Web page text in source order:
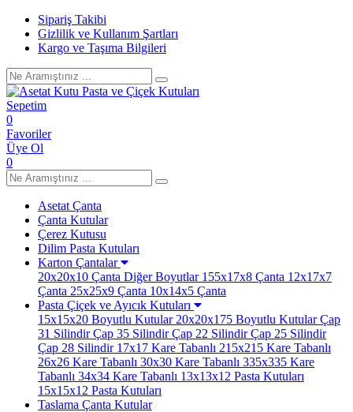
Sipariş Takibi
Gizlilik ve Kullanım Şartları
Kargo ve Taşıma Bilgileri
Sepetim
0
Favoriler
Üye Ol
0
Asetat Çanta
Çanta Kutular
Çerez Kutusu
Dilim Pasta Kutuları
Karton Çantalar
20x20x10 Çanta Diğer Boyutlar155x17x8 Çanta 12x17x7
Çanta 25x25x9 Çanta 10x14x5 Çanta
Pasta Çiçek ve Ayıcık Kutuları
15x15x20 Boyutlu Kutular20x20x175 Boyutlu KutularÇap
31 SilindirÇap 35 SilindirÇap 22 SilindirÇap 25 Silindir
Çap 28 Silindir17x17 Kare Tabanlı 215x215 Kare Tabanlı
26x26 Kare Tabanlı 30x30 Kare Tabanlı 335x335 Kare
Tabanlı 34x34 Kare Tabanlı 13x13x12 Pasta Kutuları
15x15x12 Pasta Kutuları
Taslama Çanta Kutular